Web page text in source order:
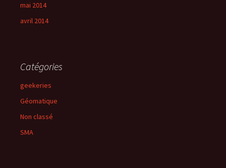
mai 2014
avril 2014
Catégories
geekeries
Géomatique
Non classé
SMA